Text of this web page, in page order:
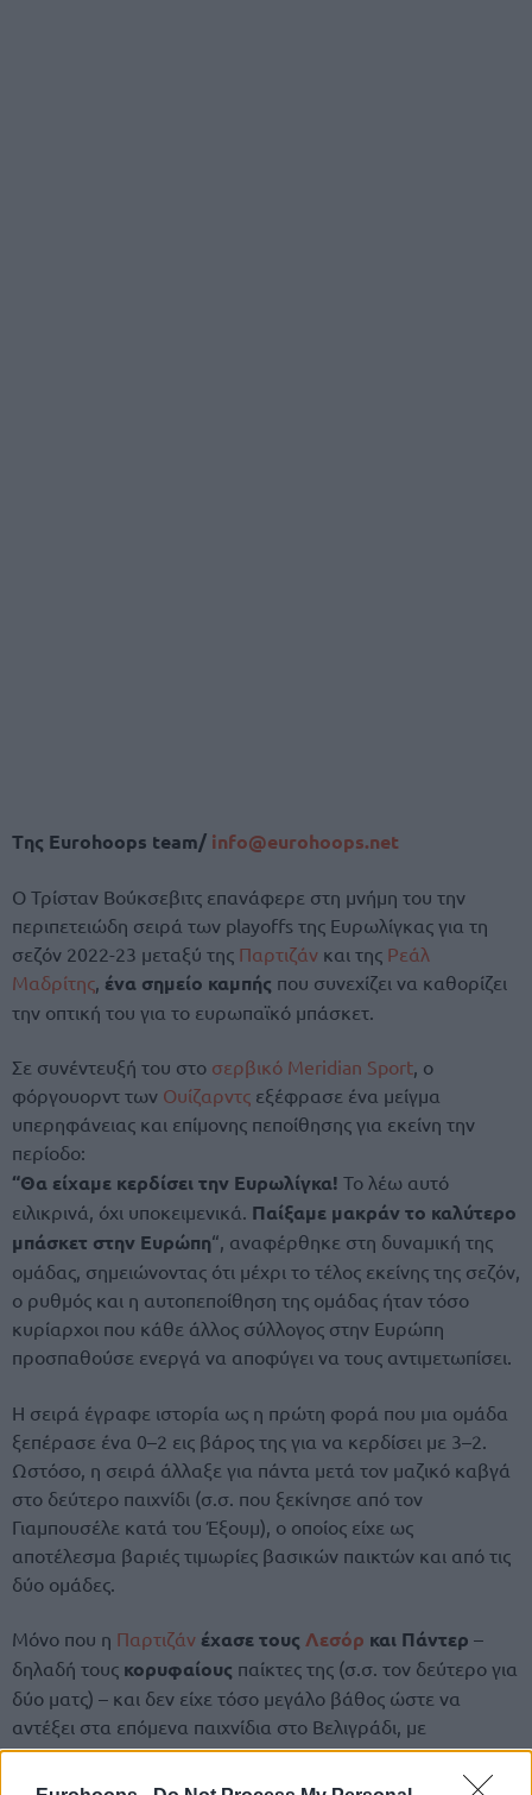
Tης Eurohoops team/ info@eurohoops.net
Ο Τρίσταν Βούκσεβιτς επανάφερε στη μνήμη του την
περιπετειώδη σειρά των playoffs της Ευρωλίγκας για τη
σεζόν 2022-23 μεταξύ της Παρτιζάν και της Ρεάλ
Μαδρίτης, ένα σημείο καμπής που συνεχίζει να καθορίζει
την οπτική του για το ευρωπαϊκό μπάσκετ.
Σε συνέντευξή του στο σερβικό Meridian Sport, ο
φόργουορντ των Ουίζαρντς εξέφρασε ένα μείγμα
υπερηφάνειας και επίμονης πεποίθησης για εκείνη την
περίοδο:
“Θα είχαμε κερδίσει την Ευρωλίγκα! Το λέω αυτό
ειλικρινά, όχι υποκειμενικά. Παίξαμε μακράν το καλύτερο
μπάσκετ στην Ευρώπη“, αναφέρθηκε στη δυναμική της
ομάδας, σημειώνοντας ότι μέχρι το τέλος εκείνης της σεζόν,
ο ρυθμός και η αυτοπεποίθηση της ομάδας ήταν τόσο
κυρίαρχοι που κάθε άλλος σύλλογος στην Ευρώπη
προσπαθούσε ενεργά να αποφύγει να τους αντιμετωπίσει.
Η σειρά έγραφε ιστορία ως η πρώτη φορά που μια ομάδα
ξεπέρασε ένα 0–2 εις βάρος της για να κερδίσει με 3–2.
Ωστόσο, η σειρά άλλαξε για πάντα μετά τον μαζικό καβγά
στο δεύτερο παιχνίδι (σ.σ. που ξεκίνησε από τον
Γιαμπουσέλε κατά του Έξουμ), ο οποίος είχε ως
αποτέλεσμα βαριές τιμωρίες βασικών παικτών και από τις
δύο ομάδες.
Μόνο που η Παρτιζάν έχασε τους Λεσόρ και Πάντερ –
δηλαδή τους κορυφαίους παίκτες της (σ.σ. τον δεύτερο για
δύο ματς) – και δεν είχε τόσο μεγάλο βάθος ώστε να
αντέξει στα επόμενα παιχνίδια στο Βελιγράδι, με
αποτέλεσμα να γυρίσει η σειρά και τελικά ηΡεάλνα
κατακτήσει την Ευρωλίγκα κατά του Ολυμπιακού στον